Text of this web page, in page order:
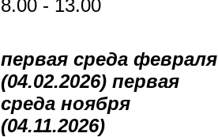
8.00 - 13.00
первая среда февраля
(04.02.2026) первая
среда ноября
(04.11.2026)